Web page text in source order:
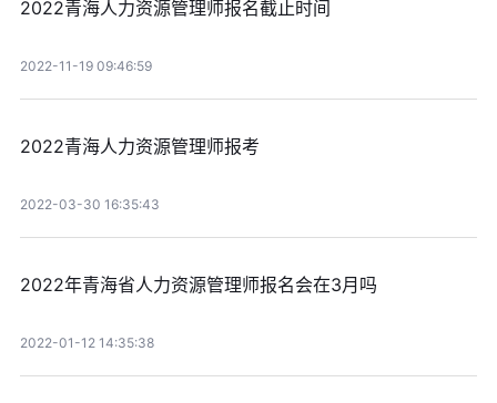
2022青海人力资源管理师报名截止时间
2022-11-19 09:46:59
2022青海人力资源管理师报考
2022-03-30 16:35:43
2022年青海省人力资源管理师报名会在3月吗
2022-01-12 14:35:38